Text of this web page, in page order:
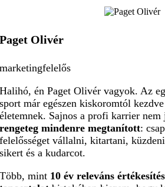
Paget Olivér
marketingfelelős
Halihó, én Paget Olivér vagyok. Az
sport már egészen kiskoromtól kezdve
életemnek. Sajnos a profi karrier
rengeteg mindenre megtanított:
felelősséget vállalni, kitartani,
sikert és a kudarcot.
Több, mint 10 év releváns